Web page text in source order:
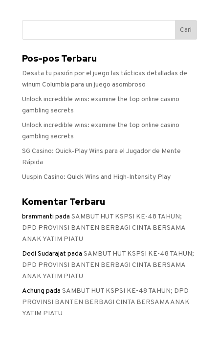
Pos-pos Terbaru
Desata tu pasión por el juego las tácticas detalladas de
winum Columbia para un juego asombroso
Unlock incredible wins: examine the top online casino
gambling secrets
Unlock incredible wins: examine the top online casino
gambling secrets
SG Casino: Quick‑Play Wins para el Jugador de Mente
Rápida
Uuspin Casino: Quick Wins and High‑Intensity Play
Komentar Terbaru
brammanti pada SAMBUT HUT KSPSI KE-48 TAHUN;
DPD PROVINSI BANTEN BERBAGI CINTA BERSAMA
ANAK YATIM PIATU
Dedi Sudarajat pada SAMBUT HUT KSPSI KE-48 TAHUN;
DPD PROVINSI BANTEN BERBAGI CINTA BERSAMA
ANAK YATIM PIATU
Achung pada SAMBUT HUT KSPSI KE-48 TAHUN; DPD
PROVINSI BANTEN BERBAGI CINTA BERSAMA ANAK
YATIM PIATU